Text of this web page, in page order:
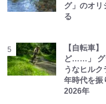
グ」のオリ
る
【自転車
ど……」 グ
うなヒルク
年時代を振
2026年